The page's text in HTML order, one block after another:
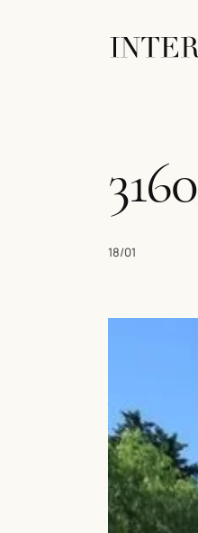
3160
18/01